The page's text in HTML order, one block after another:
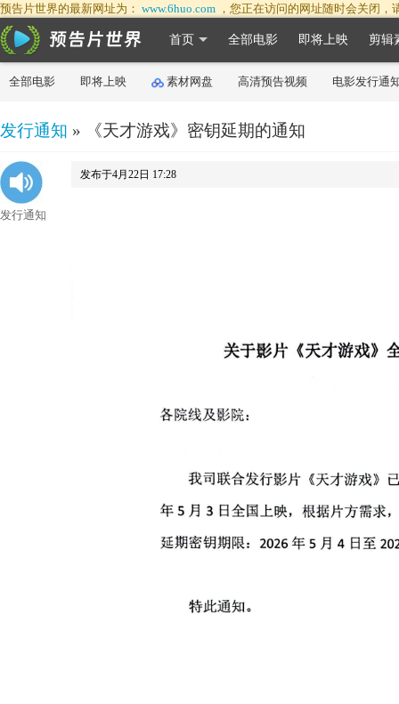
预告片世界的最新网址为： www.6huo.com ，您正在访问的网址随时会关闭
首页 全部电影 即将上映 剪辑
全部电影 即将上映 素材网盘 高清预告视频 电影发行通
发行通知 » 《天才游戏》密钥延期的通知
发行通知
发布于4月22日 17:28